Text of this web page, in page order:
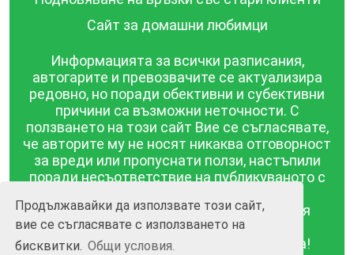
Продължавайки да използвате този сайт,
вие се съгласявате с използването на
бисквитки. Общи условия.
Сайт за домашни любимци
Информацията за всички разписания,
автогарите и превозвачите се актуализира
редовно, но поради обективни и субективни
причини са възможни неточности. С
ползването на този сайт Вие се съгласявате,
че авторите му не носят никаква отговорност
за вреди или пропуснати ползи, настъпили
поради несъответствие на публикуваното с
публикувана в този сайт се предоставя
такава каквато е, без гаранция за
съответствието ѝ с действителността!